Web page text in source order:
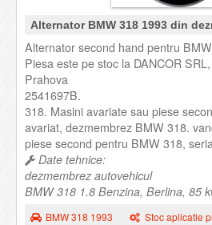
Alternator BMW 318 1993 din
Alternator second hand pentru
Piesa este pe stoc la DANCOR
Prahova
2541697B.
318. Masini avariate sau piese
avariat, dezmembrez BMW 318.
piese second pentru BMW 318,
Date tehnice:
dezmembrez autovehicul
BMW 318 1.8 Benzina, Berlina, 85
BMW 318 1993 Stoc aplicatie